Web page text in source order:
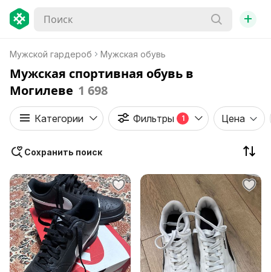
+
Мужской гардероб Мужская обувь
Мужская спортивная обувь в
Могилеве 1 698
Категории Фильтры 1 Цена
Сохранить поиск